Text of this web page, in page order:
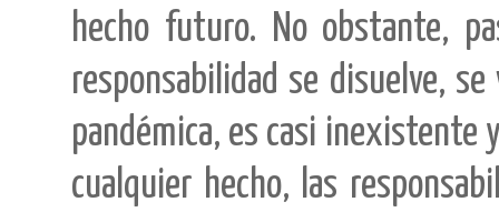
hecho futuro. No obstante,
responsabilidad se disuelve,
pandémica, es casi inexistente
cualquier hecho, las